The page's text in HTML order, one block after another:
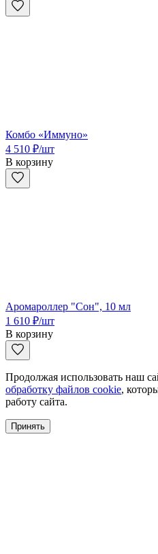
Комбо «Иммуно»
4 510 ₽/шт
В корзину
Аромароллер "Сон", 10 мл
1 610 ₽/шт
В корзину
Продолжая использовать наш
обработку файлов cookie,
работу сайта.
Принять